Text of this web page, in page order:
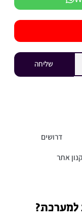
שליחה
דרושים
אתר
למערכת?